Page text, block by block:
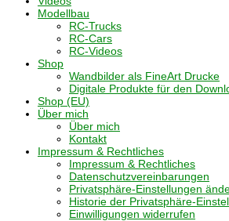
Modellbau
RC-Trucks
RC-Cars
RC-Videos
Shop
Wandbilder als FineArt Drucke
Digitale Produkte für den
Shop (EU)
Über mich
Über mich
Kontakt
Impressum & Rechtliches
Impressum & Rechtliches
Datenschutzvereinbarungen
Privatsphäre-Einstellungen
Historie der Privatsphäre-
Einwilligungen widerrufen